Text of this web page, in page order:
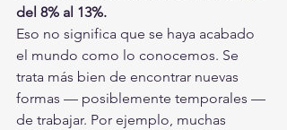
del 8% al 13%.
Eso no significa que se haya acabado
el mundo como lo conocemos. Se
trata más bien de encontrar nuevas
formas — posiblemente temporales —
de trabajar. Por ejemplo, muchas